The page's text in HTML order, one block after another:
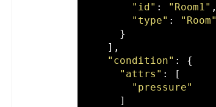
"id" : "Room1" ,
"type" : "Room"
      }
    ],
"condition" : {
"attrs" : [
"pressure"
      ]